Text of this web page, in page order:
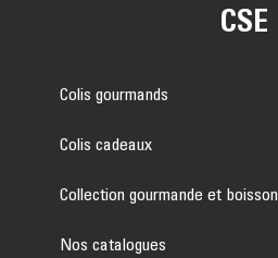
CSE
Colis gourmands
Colis cadeaux
Collection gourmande et
Nos catalogues